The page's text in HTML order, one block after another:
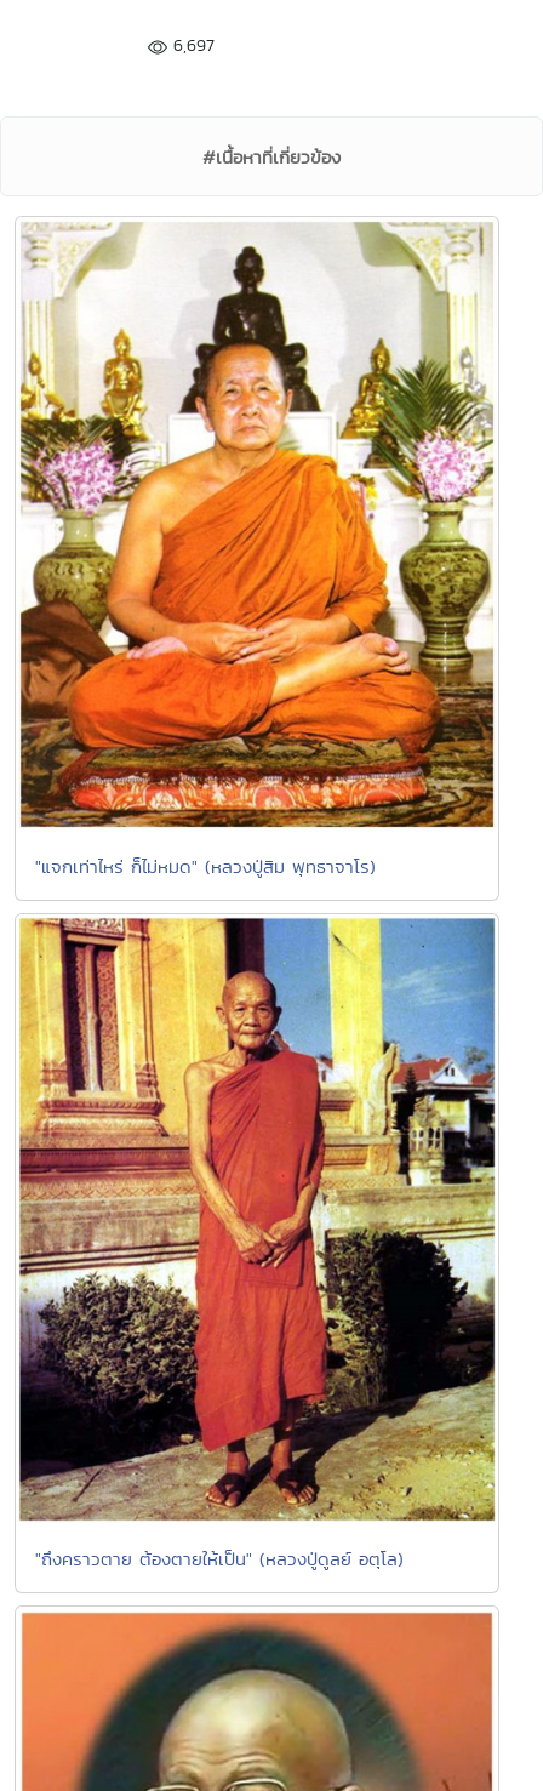
6,697
#เนื้อหาที่เกี่ยวข้อง
"แจกเท่าไหร่ ก็ไม่หมด" (หลวงปู่สิม พุทธาจาโร)
"ถึงคราวตาย ต้องตายให้เป็น" (หลวงปู่ดูลย์ อตุโล)